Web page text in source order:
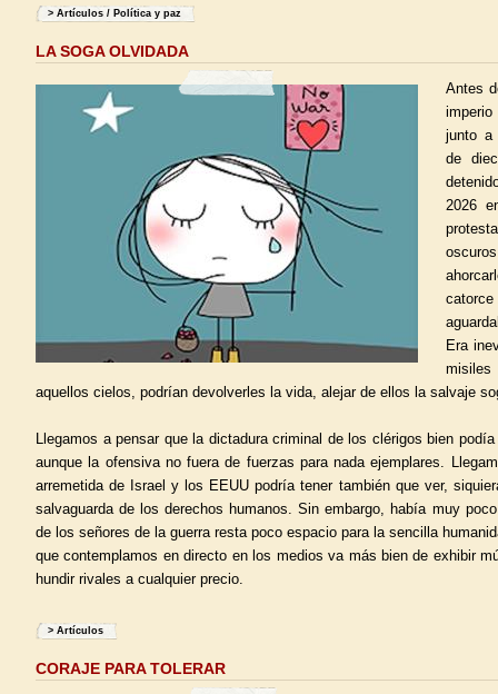
> Artículos / Política y paz
LA SOGA OLVIDADA
Antes
junto a
de
2026
catorce
Era
aquellos cielos, podrían devolverles la vida, alejar de ellos la salvaje
Llegamos a pensar que la dictadura criminal de los clérigos bien
aunque la ofensiva no fuera de fuerzas para nada ejemplares.
arremetida de Israel y los EEUU podría tener también que ver,
salvaguarda de los derechos humanos. Sin embargo, había muy
de los señores de la guerra resta poco espacio para la sencilla
que contemplamos en directo en los medios va más bien de exhibir
hundir rivales a cualquier precio.
> Artículos
CORAJE PARA TOLERAR